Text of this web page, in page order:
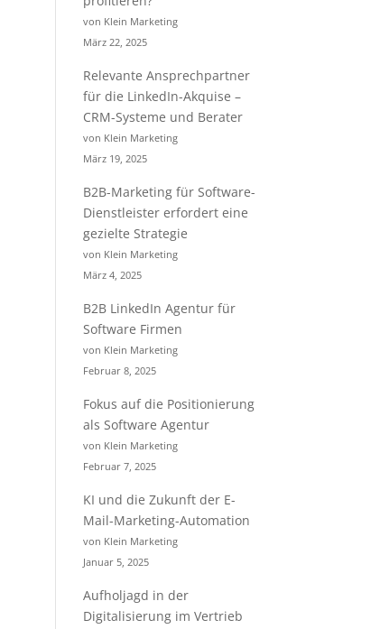
von Klein Marketing
März 22, 2025
Relevante Ansprechpartner
für die LinkedIn-Akquise –
CRM-Systeme und Berater
von Klein Marketing
März 19, 2025
B2B-Marketing für Software-
Dienstleister erfordert eine
gezielte Strategie
von Klein Marketing
März 4, 2025
B2B LinkedIn Agentur für
Software Firmen
von Klein Marketing
Februar 8, 2025
Fokus auf die Positionierung
als Software Agentur
von Klein Marketing
Februar 7, 2025
KI und die Zukunft der E-
Mail-Marketing-Automation
von Klein Marketing
Januar 5, 2025
Aufholjagd in der
Digitalisierung im Vertrieb